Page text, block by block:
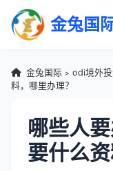
金兔国
金兔国际 > odi境外
料，哪里办理？
哪些人
要什么